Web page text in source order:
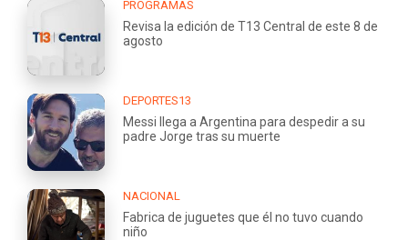
PROGRAMAS
Revisa la edición de T13 Central de este 8 de
agosto
DEPORTES13
Messi llega a Argentina para despedir a su
padre Jorge tras su muerte
NACIONAL
Fabrica de juguetes que él no tuvo cuando
niño